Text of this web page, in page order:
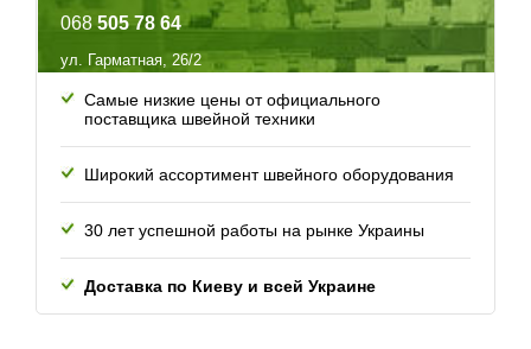
068 505 78 64
ул. Гарматная, 26/2
Самые низкие цены от официального
поставщика швейной техники
Широкий ассортимент швейного оборудования
30 лет успешной работы на рынке Украины
Доставка по Киеву и всей Украине